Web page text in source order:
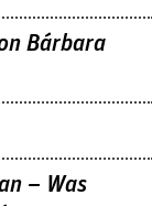
Bárbara
– Was